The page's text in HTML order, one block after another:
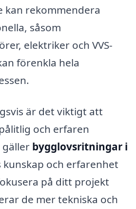
kan rekommendera
såsom
elektriker och VVS-
förenkla hela
är det viktigt att
och erfaren
bygglovsritningar i
kunskap och erfarenhet
på ditt projekt
de mer tekniska och